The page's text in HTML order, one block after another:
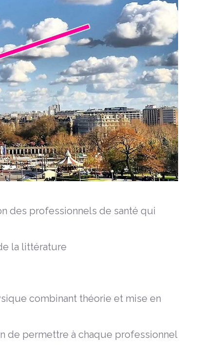
des professionnels de santé qui
la littérature
combinant théorie et mise en
de permettre à chaque professionnel